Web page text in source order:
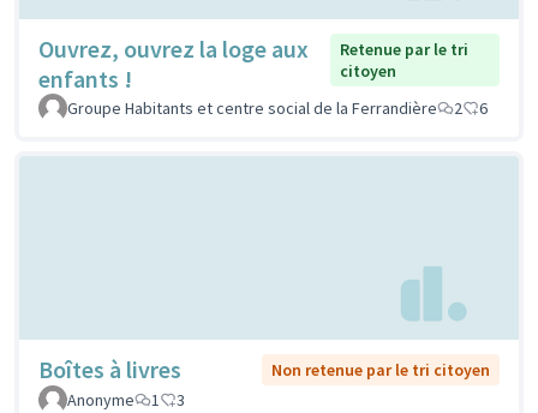
Ouvrez, ouvrez la loge aux
enfants !
Retenue par le tri
citoyen
Groupe Habitants et centre social de la Ferrandière
2 6
Boîtes à livres
Non retenue par le tri citoyen
Anonyme
1 3